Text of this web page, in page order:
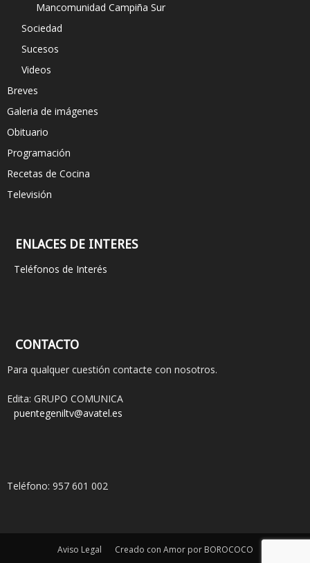
Mancomunidad Campiña Sur
Sociedad
Sucesos
Videos
Breves
Galeria de imágenes
Obituario
Programación
Recetas de Cocina
Televisión
ENLACES DE INTERES
Teléfonos de Interés
CONTACTO
Para qualquer cuestión contacte con nosotros.
Edita: GRUPO COMUNICA
puentegeniltv@avatel.es
Teléfono: 957 601 002
Aviso Legal Creado con Amor por BOROCOCO